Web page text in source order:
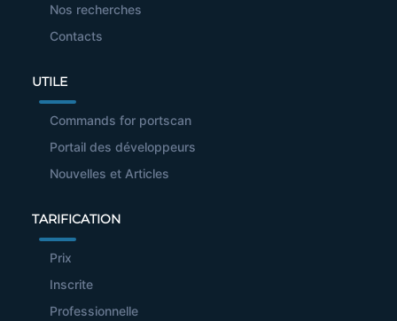
Nos recherches
Contacts
UTILE
Commands for portscan
Portail des développeurs
Nouvelles et Articles
TARIFICATION
Prix
Inscrite
Professionnelle